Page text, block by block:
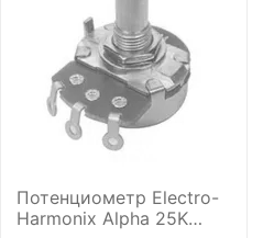
Потенциометр Electro-
Harmonix Alpha 25K